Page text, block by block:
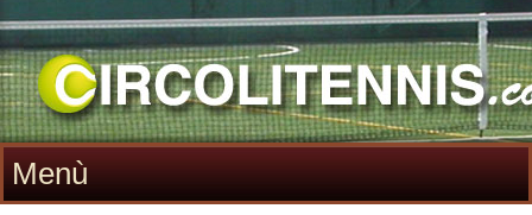
Menù